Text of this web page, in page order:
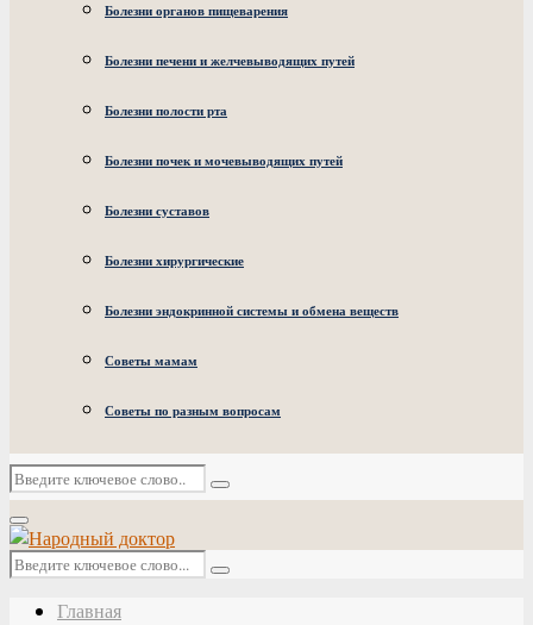
Болезни органов пищеварения
Болезни печени и желчевыводящих путей
Болезни полости рта
Болезни почек и мочевыводящих путей
Болезни суставов
Болезни хирургические
Болезни эндокринной системы и обмена веществ
Советы мамам
Советы по разным вопросам
Искать:
Поиск
Основное
меню
Искать:
Поиск
Главная